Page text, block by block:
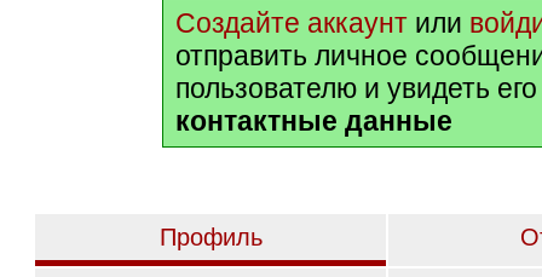
Создайте аккаунт или
отправить личное
пользователю и увидеть
контактные данные
Профиль